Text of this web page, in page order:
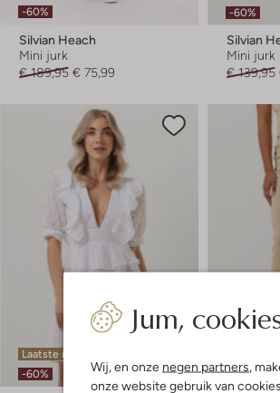
Jum,
Wij, en onze negen partners ,
onze website gebruik van
-60%
Silvian Heach
Mini jurk
€ 189,95 € 75,99
-60%
Silvian
Mini jurk
€ 139,95
Laatste item
-60%
-60%